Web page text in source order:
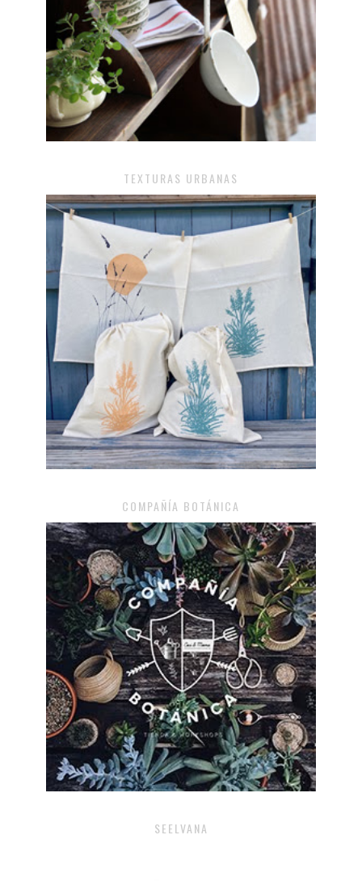
TEXTURAS URBANAS
COMPAÑÍA BOTÁNICA
SEELVANA